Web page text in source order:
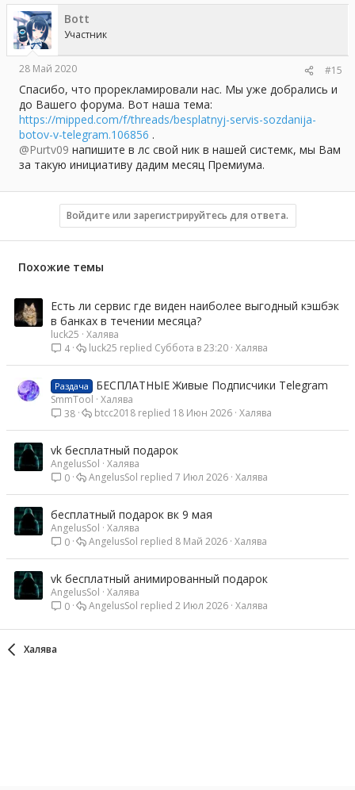
Bott
Участник
28 Май 2020 #15
Спасибо, что прорекламировали нас. Мы уже добрались и
до Вашего форума. Вот наша тема:
https://mipped.com/f/threads/besplatnyj-servis-sozdanija-
botov-v-telegram.106856 .
@Purtv09 напишите в лс свой ник в нашей системк, мы Вам
за такую инициативу дадим месяц Премиума.
Войдите или зарегистрируйтесь для ответа.
Похожие темы
Есть ли сервис где виден наиболее выгодный кэшбэк
в банках в течении месяца?
luck25 Халява
4
Халява
Суббота в 23:20
luck25
Раздача БЕСПЛАТНЫЕ Живые Подписчики Telegram
SmmTool Халява
38
Халява
18 Июн 2026
btcc2018
vk бесплатный подарок
AngelusSol Халява
0
Халява
7 Июл 2026
AngelusSol
бесплатный подарок вк 9 мая
AngelusSol Халява
0
Халява
8 Май 2026
AngelusSol
vk бесплатный анимированный подарок
AngelusSol Халява
0
Халява
2 Июл 2026
AngelusSol
Халява